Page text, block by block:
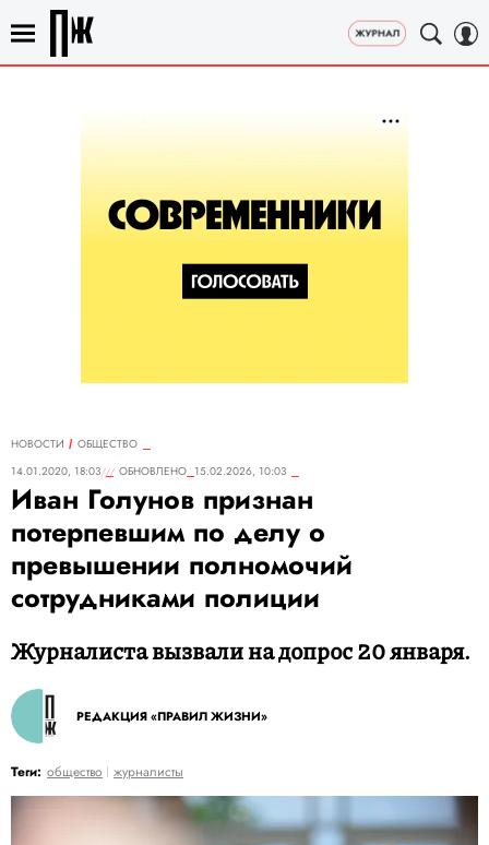
НОВОСТИ
ОБЩЕСТВО
14.01.2020, 18:03
ОБНОВЛЕНО 15.02.2026, 10:03
Иван Голунов признан
потерпевшим по делу о
превышении полномочий
сотрудниками полиции
Журналиста вызвали на допрос 20 января.
РЕДАКЦИЯ «ПРАВИЛ ЖИЗНИ»
Теги: общество журналисты